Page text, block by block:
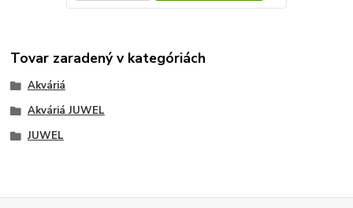
Tovar zaradený v kategóriách
Akváriá
Akváriá JUWEL
JUWEL